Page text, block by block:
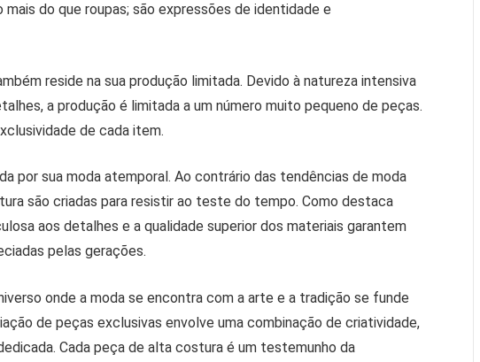
do que roupas; são expressões de identidade e
reside na sua produção limitada. Devido à natureza intensiva
a produção é limitada a um número muito pequeno de peças.
de cada item.
por sua moda atemporal. Ao contrário das tendências de moda
são criadas para resistir ao teste do tempo. Como destaca
aos detalhes e a qualidade superior dos materiais garantem
pelas gerações.
onde a moda se encontra com a arte e a tradição se funde
de peças exclusivas envolve uma combinação de criatividade,
Cada peça de alta costura é um testemunho da